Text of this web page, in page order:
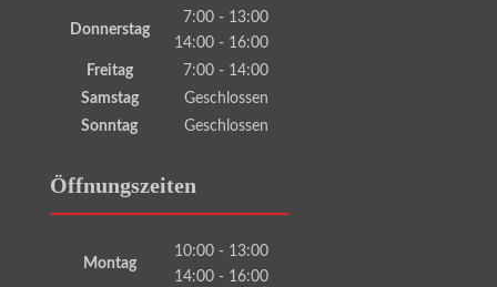
Donnerstag
7:00 - 13:00
14:00 - 16:00
Freitag
7:00 - 14:00
Samstag
Geschlossen
Sonntag
Geschlossen
Öffnungszeiten
Montag
10:00 - 13:00
14:00 - 16:00